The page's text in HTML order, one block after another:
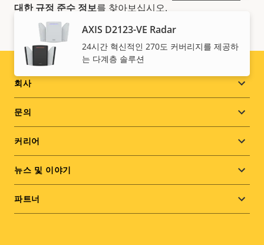
AXIS D2123-VE Radar
24시간 혁신적인 270도 커버리지를 제공하
는 다계층 솔루션
대한 규정 준수 정보를 찾아보십시오.
Footer
menu
회사
문의
커리어
뉴스 및 이야기
파트너